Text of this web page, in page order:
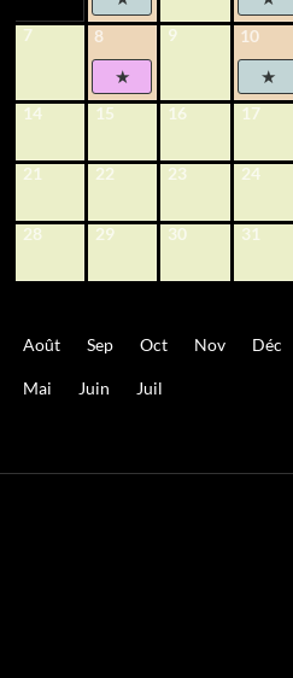
7 8 9 10
14 15 16 17
21 22 23 24
28 29 30 31
Août Sep Oct Nov Déc
Mai Juin Juil